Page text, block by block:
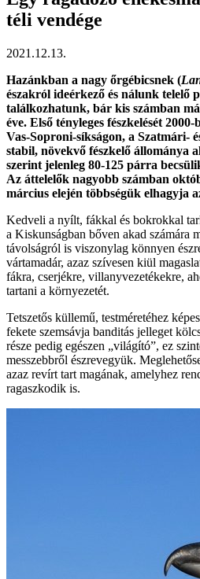
téli vendége
2021.12.13.
Hazánkban a nagy őrgébicsnek (
északról ideérkező és nálunk telelő
találkozhatunk, bár kis számban
éve. Első tényleges fészkelését
Vas-Soproni-síkságon, a Szatmári-
stabil, növekvő fészkelő állománya
szerint jelenleg 80-125 párra
Az áttelelők nagyobb számban
március elején többségük elhagyja
Kedveli a nyílt, fákkal és bokrokkal
a Kiskunságban bőven akad számára
távolságról is viszonylag könnyen
vártamadár, azaz szívesen kiül
fákra, cserjékre, villanyvezetékekre,
tartani a környezetét.
Tetszetős küllemű, testméretéhez
fekete szemsávja banditás jelleget
része pedig egészen „világító”, ez
messzebbről észrevegyük.
azaz revírt tart magának, amelyhez
ragaszkodik is.